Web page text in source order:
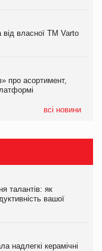
від власної ТМ Varto
про асортимент,
всі новини
паучі
магазинів
талантів: як
вашої
надлегкі керамічні